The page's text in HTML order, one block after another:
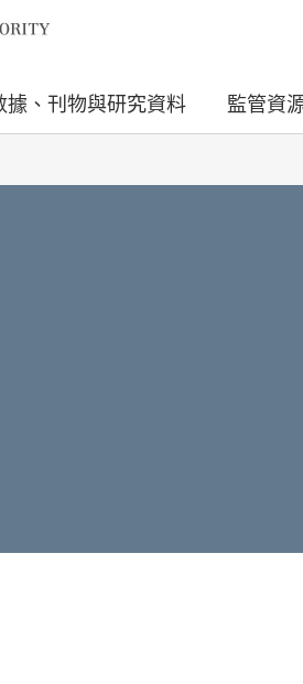
據、刊物與研究資料 監管資